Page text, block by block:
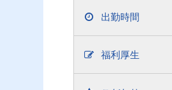
出勤時間
福利厚生